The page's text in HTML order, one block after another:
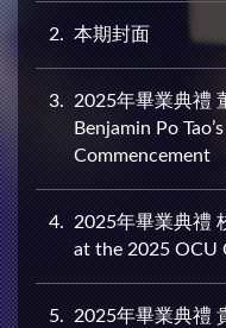
2 本期封面
3
2025年畢業典禮
Benjamin Po
Commencement
4
2025年畢業典禮
at the 2025 OCU
5
2025年畢業典禮